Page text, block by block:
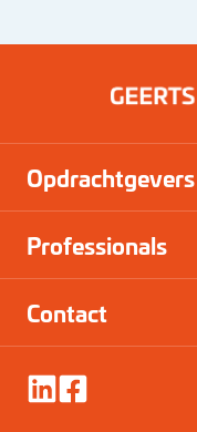
Opdrachtgevers
Professionals
Contact